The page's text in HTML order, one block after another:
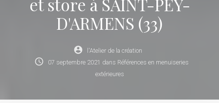
et store à SAINT-PEY-
D'ARMENS (33)
account_circle l'Atelier de la création
schedule 07 septembre 2021 dans Références en menuiseries
extérieures